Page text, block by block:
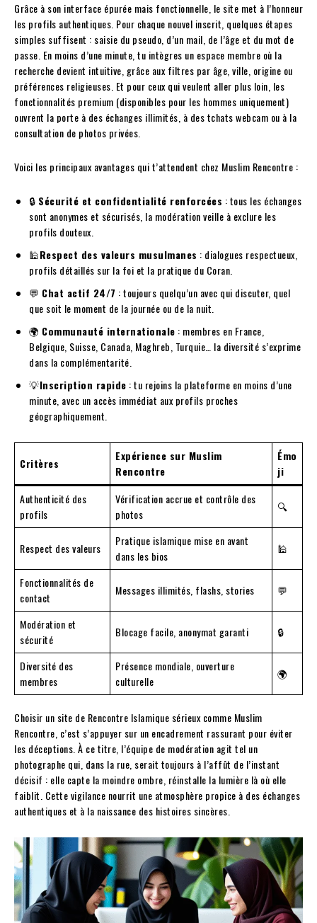
Grâce à son interface épurée mais fonctionnelle, le site met à l’honneur
les profils authentiques. Pour chaque nouvel inscrit, quelques étapes
simples suffisent : saisie du pseudo, d’un mail, de l’âge et du mot de
passe. En moins d’une minute, tu intègres un espace membre où la
recherche devient intuitive, grâce aux filtres par âge, ville, origine ou
préférences religieuses. Et pour ceux qui veulent aller plus loin, les
fonctionnalités premium (disponibles pour les hommes uniquement)
ouvrent la porte à des échanges illimités, à des tchats webcam ou à la
consultation de photos privées.
Voici les principaux avantages qui t’attendent chez Muslim Rencontre :
🔒 Sécurité et confidentialité renforcées : tous les échanges
sont anonymes et sécurisés, la modération veille à exclure les
profils douteux.
🕌Respect des valeurs musulmanes : dialogues respectueux,
profils détaillés sur la foi et la pratique du Coran.
💬 Chat actif 24/7 : toujours quelqu’un avec qui discuter, quel
que soit le moment de la journée ou de la nuit.
🌍 Communauté internationale : membres en France,
Belgique, Suisse, Canada, Maghreb, Turquie… la diversité s’exprime
dans la complémentarité.
💡Inscription rapide : tu rejoins la plateforme en moins d’une
minute, avec un accès immédiat aux profils proches
géographiquement.
Critères
Expérience sur Muslim
Rencontre
Émo
ji
Authenticité des
profils
Vérification accrue et contrôle des
photos
🔍
Respect des valeurs
Pratique islamique mise en avant
dans les bios
🕌
Fonctionnalités de
contact
Messages illimités, flashs, stories 💬
Modération et
sécurité
Blocage facile, anonymat garanti 🔒
Diversité des
membres
Présence mondiale, ouverture
culturelle
🌍
Choisir un site de Rencontre Islamique sérieux comme Muslim
Rencontre, c’est s’appuyer sur un encadrement rassurant pour éviter
les déceptions. À ce titre, l’équipe de modération agit tel un
photographe qui, dans la rue, serait toujours à l’affût de l’instant
décisif : elle capte la moindre ombre, réinstalle la lumière là où elle
faiblit. Cette vigilance nourrit une atmosphère propice à des échanges
authentiques et à la naissance des histoires sincères.